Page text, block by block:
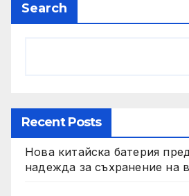
Search
Recent Posts
Нова китайска батерия
надежда за съхранение на